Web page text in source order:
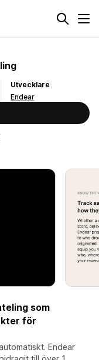
Utvecklare
Endear
som
för
Endear